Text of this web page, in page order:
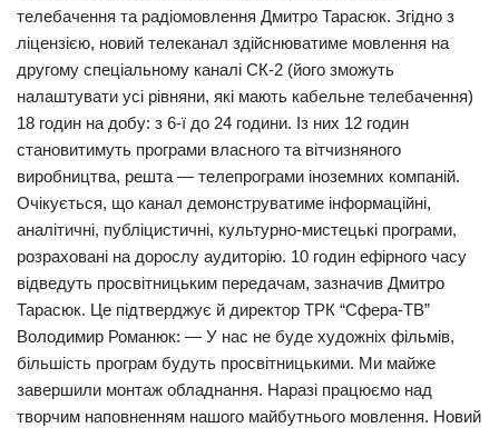
телебачення та радіомовлення Дмитро Тарасюк. Згідно з
ліцензією, новий телеканал здійснюватиме мовлення на
другому спеціальному каналі СК-2 (його зможуть
налаштувати усі рівняни, які мають кабельне телебачення)
18 годин на добу: з 6-ї до 24 години. Із них 12 годин
становитимуть програми власного та вітчизняного
виробництва, решта — телепрограми іноземних компаній.
Очікується, що канал демонструватиме інформаційні,
аналітичні, публіцистичні, культурно-мистецькі програми,
розраховані на дорослу аудиторію. 10 годин ефірного часу
відведуть просвітницьким передачам, зазначив Дмитро
Тарасюк. Це підтверджує й директор ТРК “Сфера-ТВ”
Володимир Романюк: — У нас не буде художніх фільмів,
більшість програм будуть просвітницькими. Ми майже
завершили монтаж обладнання. Наразі працюємо над
творчим наповненням нашого майбутнього мовлення. Новий